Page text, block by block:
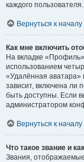
каждого пользователя.
Вернуться к началу
Как мне включить
На вкладке
использованием
«Удалённая аватара»
зависит, включена ли
быть доступны. Если
администратором
Вернуться к началу
Что такое звание и
Звания,